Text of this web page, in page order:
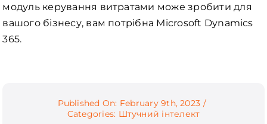
модуль керування витратами може зробити для
вашого бізнесу, вам потрібна Microsoft Dynamics
365.
Published On: February 9th, 2023 /
Categories: Штучний інтелект